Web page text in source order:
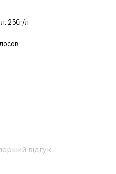
250г/л
відгук